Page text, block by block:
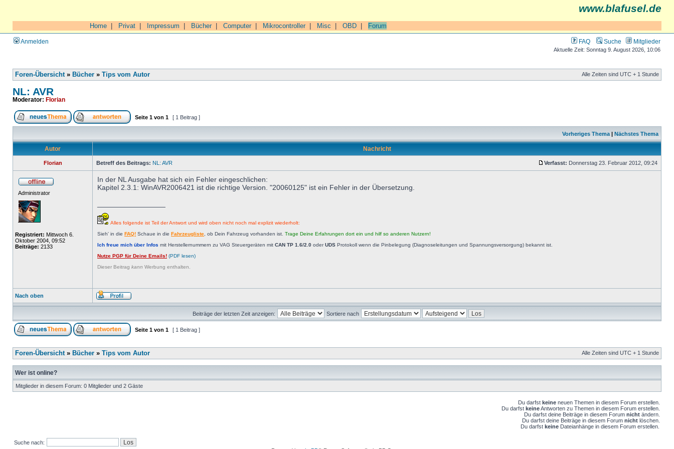
www.blafusel.de
Home Privat Impressum Bücher| Computer| Mikrocontroller| Misc OBD Forum
Anmelden FAQ Suche Mitglieder
Aktuelle Zeit: Sonntag 9. August 2026, 10:06
Foren-Übersicht» Bücher » Tips vom Autor Alle Zeiten sind UTC + 1 Stunde
NL: AVR
Moderator: Florian
Seite 1 von 1 [ 1 Beitrag ]
Vorheriges Thema | Nächstes Thema
Autor Nachricht
Florian Betreff des Beitrags: NL: AVR Verfasst: Donnerstag 23. Februar 2012, 09:24
Administrator
Registriert: Mittwoch 6.
Oktober 2004, 09:52
Beiträge: 2133
In der NL Ausgabe hat sich ein Fehler eingeschlichen:
Kapitel 2.3.1: WinAVR2006421 ist die richtige Version. "20060125" ist ein Fehler in der Übersetzung.
Alles folgende ist Teil der Antwort und wird oben nicht noch mal explizit wiederholt:
Sieh' in die FAQ! Schaue in die Fahrzeugliste , ob Dein Fahrzeug vorhanden ist. Trage Deine Erfahrungen dort ein und hilf so anderen Nutzern!
Ich freue mich über Infos mit Herstellernummern zu VAG Steuergeräten mit CAN TP 1.6/2.0 oderUDS Protokoll wenn die Pinbelegung (Diagnoseleitungen und Spannungsversorgung) bekannt ist.
Nutze PGP für Deine Emails! (PDF lesen)
Dieser Beitrag kann Werbung enthalten.
Nach oben
Beiträge der letzten Zeit anzeigen: Sortiere nach
Seite 1 von 1 [ 1 Beitrag ]
Foren-Übersicht» Bücher » Tips vom Autor Alle Zeiten sind UTC + 1 Stunde
Wer ist online?
Mitglieder in diesem Forum: 0 Mitglieder und 2 Gäste
Du darfst keine neuen Themen in diesem Forum erstellen.
Du darfst keineAntworten zu Themen in diesem Forum erstellen.
Du darfst deine Beiträge in diesem Forum nicht ändern.
Du darfst deine Beiträge in diesem Forum nicht löschen.
Du darfst keine Dateianhänge in diesem Forum erstellen.
Suche nach: